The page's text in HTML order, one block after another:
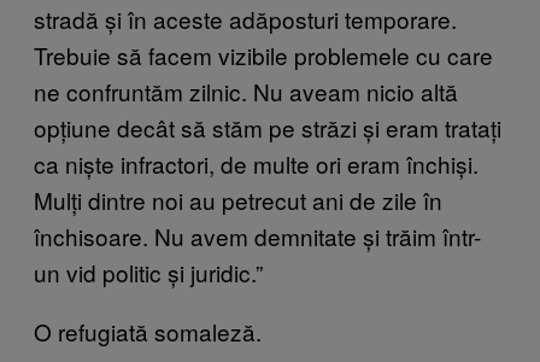
stradă și în aceste adăposturi temporare.
Trebuie să facem vizibile problemele cu care
ne confruntăm zilnic. Nu aveam nicio altă
opțiune decât să stăm pe străzi și eram tratați
ca niște infractori, de multe ori eram închiși.
Mulți dintre noi au petrecut ani de zile în
închisoare. Nu avem demnitate și trăim într-
un vid politic și juridic.”
O refugiată somaleză.